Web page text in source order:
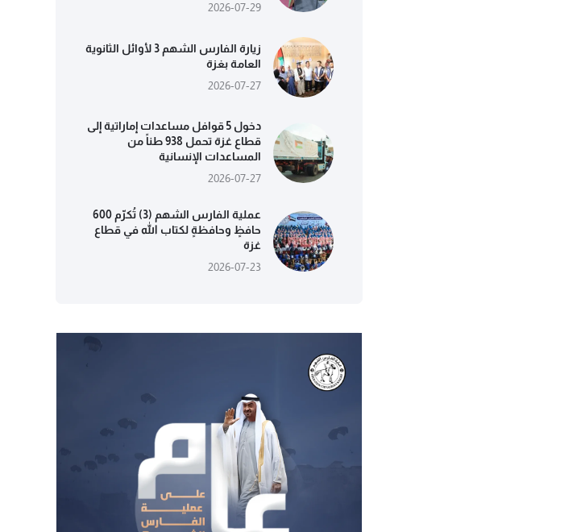
2026-07-29
زيارة الفارس الشهم 3 لأوائل الثانوية
العامة بغزة
2026-07-27
دخول 5 قوافل مساعدات إماراتية إلى
قطاع غزة تحمل 938 طناً من
المساعدات الإنسانية
2026-07-27
عملية الفارس الشهم (3) تُكرّم 600
حافظٍ وحافظةٍ لكتاب الله في قطاع
غزة
2026-07-23